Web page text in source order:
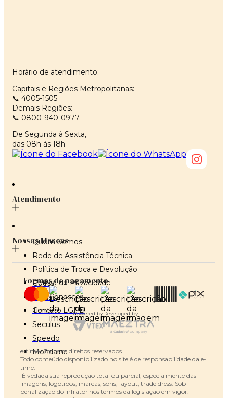
Horário de atendimento:
Capitais e Regiões Metropolitanas:
📞 4005-1505
Demais Regiões:
📞 0800-940-0977
De Segunda à Sexta,
das 08h às 18h
Atendimento
Quem Somos
Rede de Assistência Técnica
Política de Troca e Devolução
Poítica de Privacidade
Fale Conosco
Contato LGPD
Nossas Marcas
Guess
Adidas
Timex
Seculus
Speedo
Mondaine
Formas de pagamento
Powered byDeveloped by
e-time- Todos os direitos reservados.
Todo conteúdo disponibilizado no site é de responsabilidade da e-
time.
imagens, logotipos, marcas, sons, layout, trade dress. Sob
penalização do infrator nos termos da legislação em vigor.